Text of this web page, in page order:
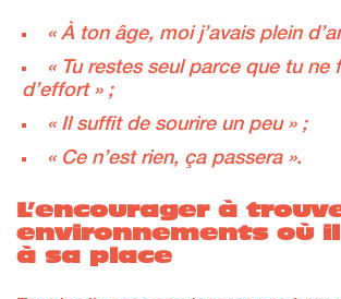
« À ton âge, moi j’avais plein
« Tu restes seul parce que tu ne
d’effort » ;
« Il suffit de sourire un peu » ;
« Ce n’est rien, ça passera ».
L’encourager à
environnements où
à sa place